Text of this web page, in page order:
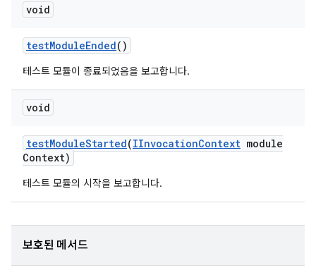
void
testModuleEnded()
테스트 모듈이 종료되었음을 보고합니다.
void
testModuleStarted(IInvocationContext module
Context)
테스트 모듈의 시작을 보고합니다.
보호된 메서드